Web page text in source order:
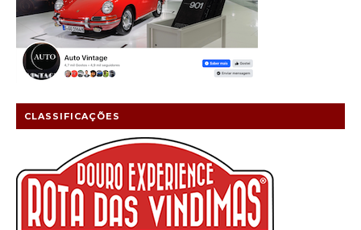
CLASSIFICAÇÕES